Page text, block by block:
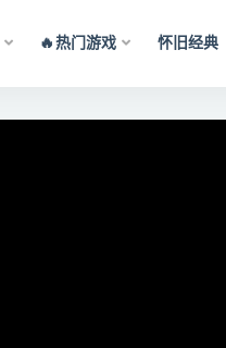
🔥热门游戏 怀旧经典